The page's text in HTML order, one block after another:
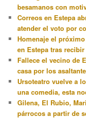
besamanos con
Correos en Estepa
atender el voto por
Homenaje el
en Estepa tras
Fallece el vecino de
casa por los
Ursoteatro vuelve a
una comedia, esta
Gilena, El Rubio,
párrocos a partir de